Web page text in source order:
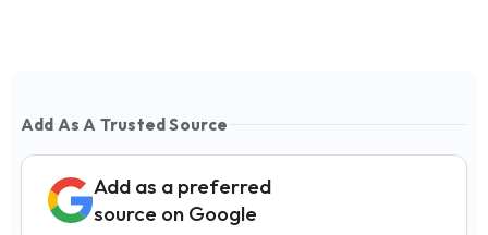
Add As A Trusted Source
Add as a preferred
source on Google